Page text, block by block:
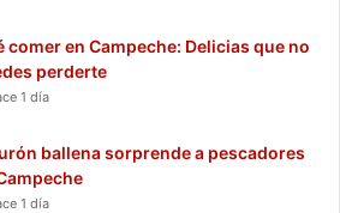
comer en Campeche: Delicias que no
perderte
1 día
ballena sorprende a pescadores
1 día